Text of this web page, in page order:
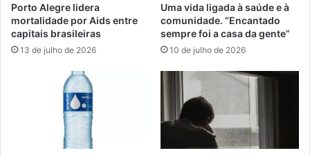
Porto Alegre lidera
mortalidade por Aids entre
capitais brasileiras
13 de julho de 2026
Uma vida ligada à saúde e à
comunidade. “Encantado
sempre foi a casa da gente”
10 de julho de 2026